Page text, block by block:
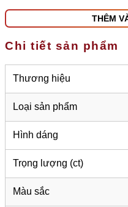
THÊM
Chi tiết sản phẩm
Thương hiệu
Loại sản phẩm
Hình dáng
Trọng lượng (ct)
Màu sắc